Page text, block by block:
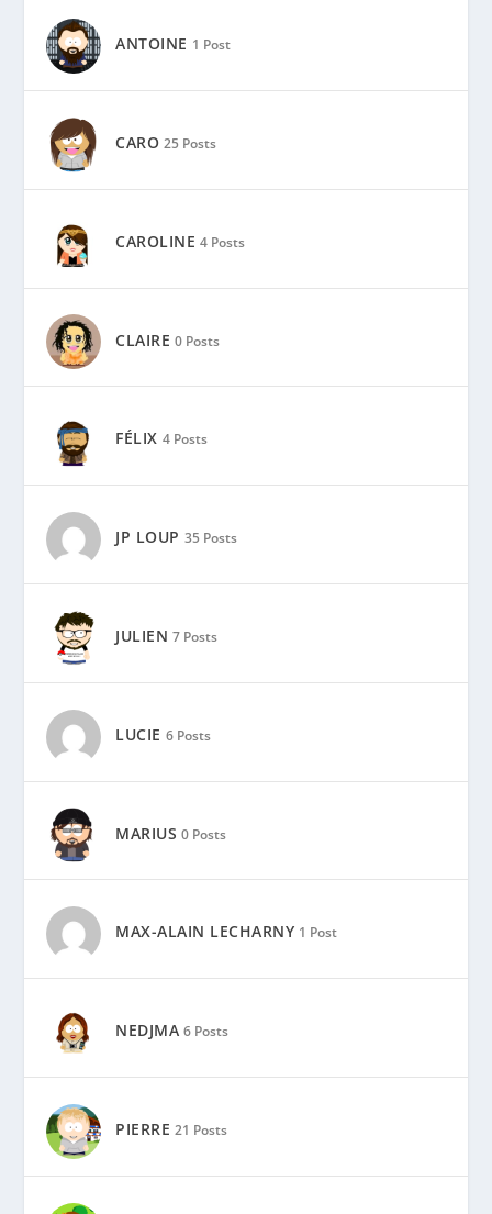
ANTOINE 1 Post
CARO 25 Posts
CAROLINE 4 Posts
CLAIRE 0 Posts
FÉLIX 4 Posts
JP LOUP 35 Posts
JULIEN 7 Posts
LUCIE 6 Posts
MARIUS 0 Posts
MAX-ALAIN LECHARNY 1 Post
NEDJMA 6 Posts
PIERRE 21 Posts